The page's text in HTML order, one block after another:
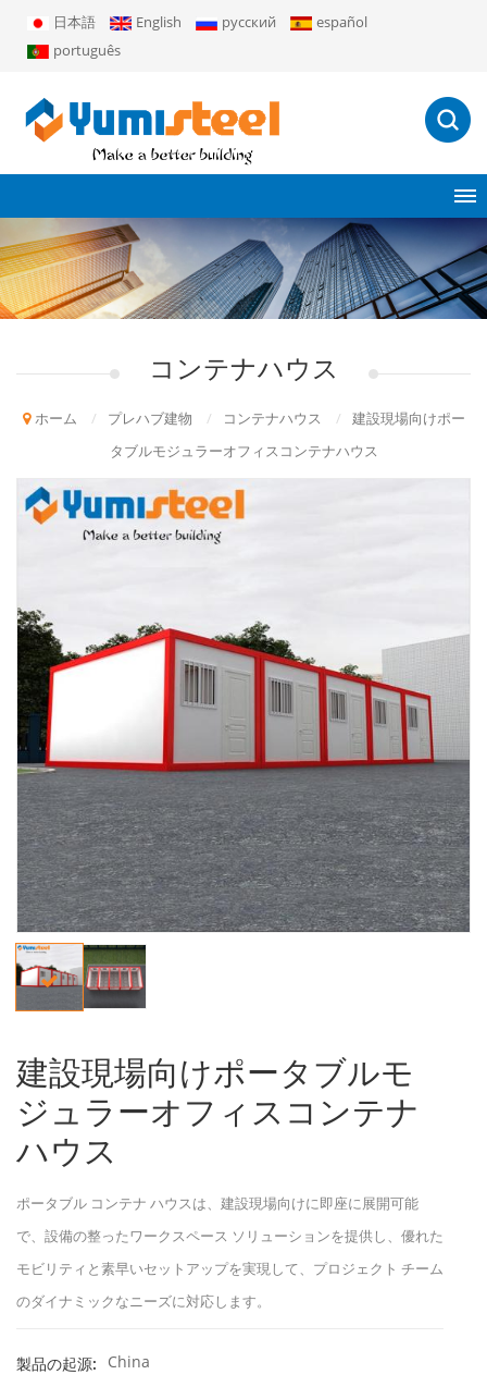
日本語 English русский
español
português
コンテナハウス
ホーム / プレハブ建物 / コンテナハウス /
建設現場向けポー
タブルモジュラーオフィスコンテナハウス
建設現場向けポータブルモ
ジュラーオフィスコンテナ
ハウス
ポータブル コンテナ ハウスは、建設現場向けに即座に展開可能
で、設備の整ったワークスペース ソリューションを提供し、優れた
モビリティと素早いセットアップを実現して、プロジェクト チーム
のダイナミックなニーズに対応します。
製品の起源:
China